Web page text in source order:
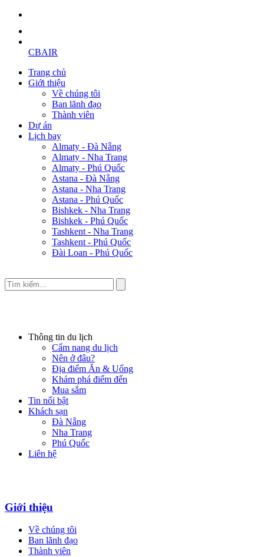
CBAIR
Trang chủ
Giới thiệu
Về chúng tôi
Ban lãnh đạo
Thành viên
Dự án
Lịch bay
Almaty - Đà Nẵng
Almaty - Nha Trang
Almaty - Phú Quốc
Astana - Đà Nẵng
Astana - Nha Trang
Astana - Phú Quốc
Bishkek - Nha Trang
Bishkek - Phú Quốc
Tashkent - Nha Trang
Tashkent - Phú Quốc
Đài Loan - Phú Quốc
Thông tin du lịch
Cẩm nang du lịch
Nên ở đâu?
Địa điểm Ăn & Uống
Khám phá điểm đến
Mua sắm
Tin nổi bật
Khách sạn
Đà Nẵng
Nha Trang
Phú Quốc
Liên hệ
Giới thiệu
Về chúng tôi
Ban lãnh đạo
Thành viên